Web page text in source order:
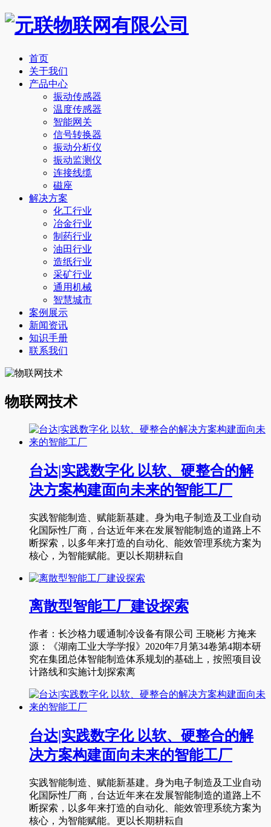
首页
关于我们
产品中心
振动传感器
温度传感器
智能网关
信号转换器
振动分析仪
振动监测仪
连接线缆
磁座
解决方案
化工行业
冶金行业
制药行业
油田行业
造纸行业
采矿行业
通用机械
智慧城市
案例展示
新闻资讯
知识手册
联系我们
物联网技术
台达|实践数字化 以软、硬整合的解
决方案构建面向未来的智能工厂
实践智能制造、赋能新基建。身为电子制造及工业自动
化国际性厂商，台达近年来在发展智能制造的道路上不
断探索，以多年来打造的自动化、能效管理系统方案为
核心，为智能赋能。更以长期耕耘自
离散型智能工厂建设探索
作者：长沙格力暖通制冷设备有限公司 王晓彬 方掩来
源：《湖南工业大学学报》2020年7月第34卷第4期本研
究在集团总体智能制造体系规划的基础上，按照项目设
计路线和实施计划探索离
台达|实践数字化 以软、硬整合的解
决方案构建面向未来的智能工厂
实践智能制造、赋能新基建。身为电子制造及工业自动
化国际性厂商，台达近年来在发展智能制造的道路上不
断探索，以多年来打造的自动化、能效管理系统方案为
核心，为智能赋能。更以长期耕耘自